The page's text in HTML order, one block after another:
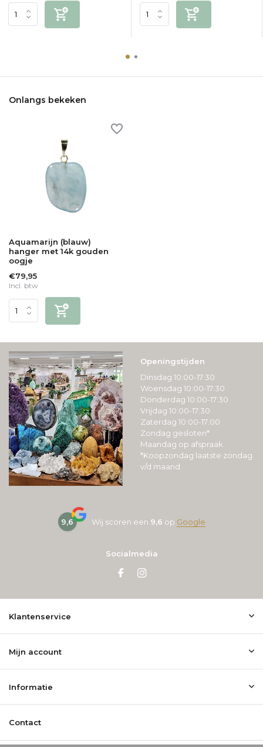
Onlangs bekeken
Aquamarijn (blauw)
hanger met 14k gouden
oogje
€79,95
Incl. btw
Openingstijden
Dinsdag 10:00-17:30
Woensdag 10:00-17:30
Donderdag 10:00-17:30
Vrijdag 10:00-17:30
Zaterdag 10:00-17:00
Zondag gesloten*
Maandag op afspraak
*Koopzondag laatste zondag
v/d maand
9,6 Wij scoren een 9,6 op Google
Socialmedia
Klantenservice
Mijn account
Informatie
Contact